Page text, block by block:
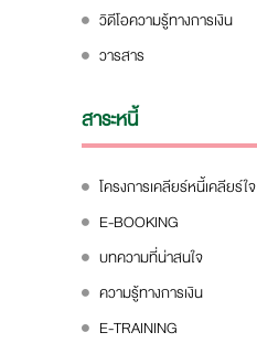
วิดีโอความรู้ทางการเงิน
วารสาร
สาระหนี้
โครงการเคลียร์หนี้เคลียร์ใจ
E-BOOKING
บทความที่น่าสนใจ
ความรู้ทางการเงิน
E-TRAINING